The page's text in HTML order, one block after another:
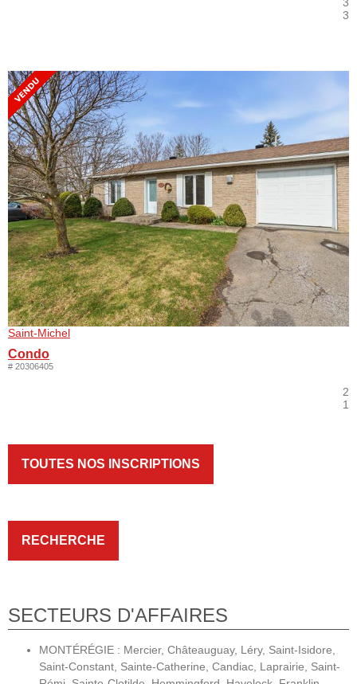
3
Saint-Michel
Condo
# 20306405
2
1
TOUTES NOS INSCRIPTIONS
RECHERCHE
SECTEURS D'AFFAIRES
MONTÉRÉGIE : Mercier, Châteauguay, Léry, Saint-Isidore,
Saint-Constant, Sainte-Catherine, Candiac, Laprairie, Saint-